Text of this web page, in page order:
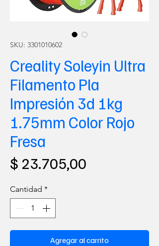
SKU: 3301010602
Creality Soleyin Ultra
Filamento Pla
Impresión 3d 1kg
1.75mm Color Rojo
Fresa
$ 23.705,00
Cantidad *
Agregar al carrito